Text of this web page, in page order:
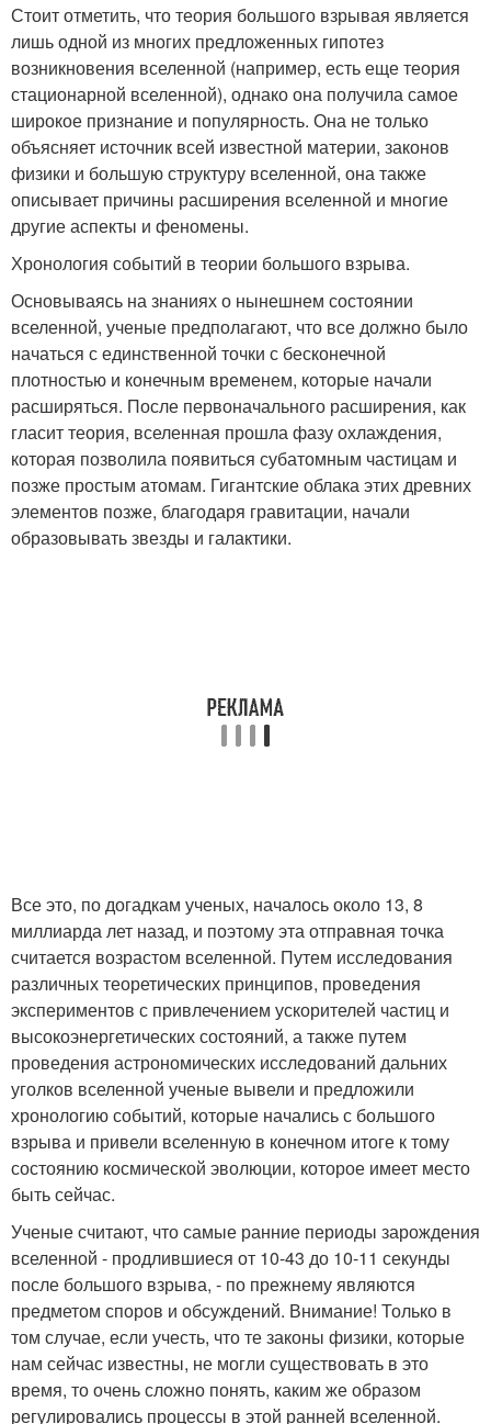
Стоит отметить, что теория большого взрывая является
лишь одной из многих предложенных гипотез
возникновения вселенной (например, есть еще теория
стационарной вселенной), однако она получила самое
широкое признание и популярность. Она не только
объясняет источник всей известной материи, законов
физики и большую структуру вселенной, она также
описывает причины расширения вселенной и многие
другие аспекты и феномены.
Хронология событий в теории большого взрыва.
Основываясь на знаниях о нынешнем состоянии
вселенной, ученые предполагают, что все должно было
начаться с единственной точки с бесконечной
плотностью и конечным временем, которые начали
расширяться. После первоначального расширения, как
гласит теория, вселенная прошла фазу охлаждения,
которая позволила появиться субатомным частицам и
позже простым атомам. Гигантские облака этих древних
элементов позже, благодаря гравитации, начали
образовывать звезды и галактики.
Все это, по догадкам ученых, началось около 13, 8
миллиарда лет назад, и поэтому эта отправная точка
считается возрастом вселенной. Путем исследования
различных теоретических принципов, проведения
экспериментов с привлечением ускорителей частиц и
высокоэнергетических состояний, а также путем
проведения астрономических исследований дальних
уголков вселенной ученые вывели и предложили
хронологию событий, которые начались с большого
взрыва и привели вселенную в конечном итоге к тому
состоянию космической эволюции, которое имеет место
быть сейчас.
Ученые считают, что самые ранние периоды зарождения
вселенной - продлившиеся от 10-43 до 10-11 секунды
после большого взрыва, - по прежнему являются
предметом споров и обсуждений. Внимание! Только в
том случае, если учесть, что те законы физики, которые
нам сейчас известны, не могли существовать в это
время, то очень сложно понять, каким же образом
регулировались процессы в этой ранней вселенной.